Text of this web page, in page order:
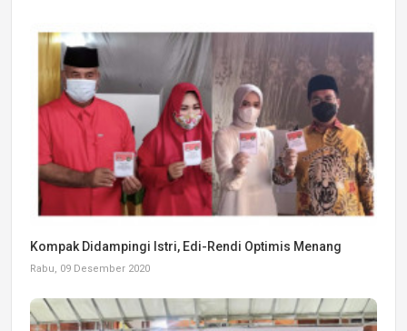
Kompak Didampingi Istri, Edi-Rendi Optimis Menang
Rabu, 09 Desember 2020